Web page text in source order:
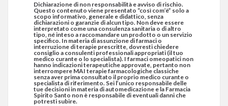
Dichiarazione di non responsabilità e avviso di rischio.
Questo contenuto viene presentato “così com’è” solo a
scopo informativo, generale e didattico, senza
dichiarazioni o garanzie di alcun tipo. Non deve essere
interpretato come una consulenza sanitaria o di altro
tipo, né inteso a raccomandare un prodotto o un servizio
specifico. In materia di assunzione di farmaci o
interruzione di terapie prescritte, dovresti chiedere
consiglio a consulenti professionali appropriati (il tuo
medico curante o lo specialista). I farmaci omeopatici non
hanno indicazioni terapeutiche approvate, pertanto non
interrompere MAI terapie farmacologiche classiche
senza aver prima consultato il proprio medico curante o
specialista di riferimento. Sei l’unico responsabile delle
tue decisioni in materia di automedicazione e la Farmacia
Spirito Santo non è responsabile di eventuali danni che
potresti subire.